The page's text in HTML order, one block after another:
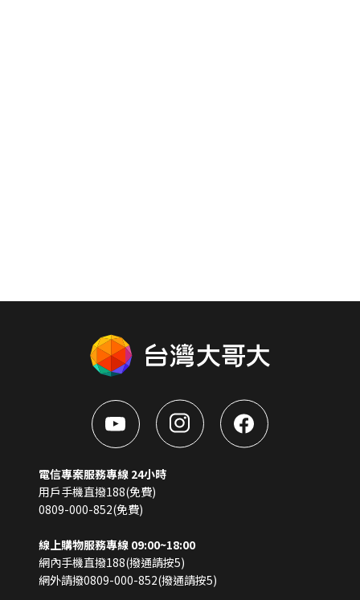
電信專案服務專線 24小時
用戶手機直撥188(免費)
0809-000-852(免費)
線上購物服務專線 09:00~18:00
網內手機直撥188(撥通請按5)
網外請撥0809-000-852(撥通請按5)